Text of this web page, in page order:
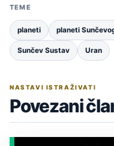
TEME
planeti planeti
Sunčev Sustav Uran
NASTAVI ISTRAŽIVATI
Povezani